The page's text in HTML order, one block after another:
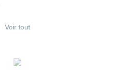
Voir tout